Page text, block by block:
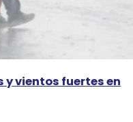
vientos fuertes en